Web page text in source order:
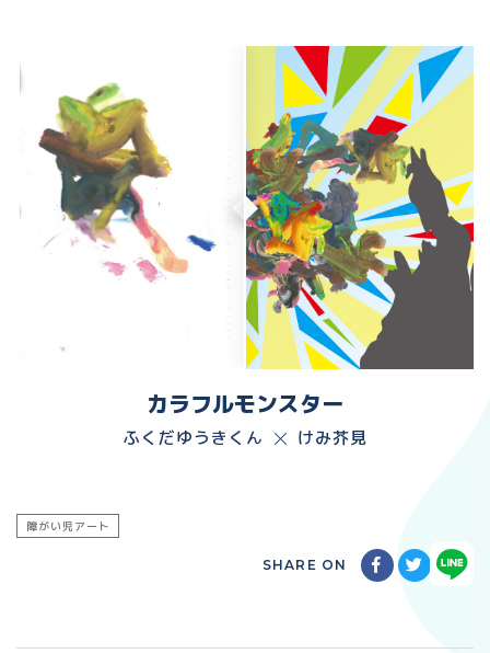
カラフルモンスター
ふくだゆうきくん けみ芥見
障がい児アート
SHARE ON